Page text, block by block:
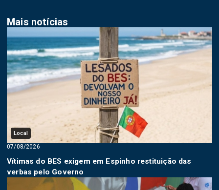
Mais notícias
Local
07/08/2026
Vítimas do BES exigem em Espinho restituição das
verbas pelo Governo